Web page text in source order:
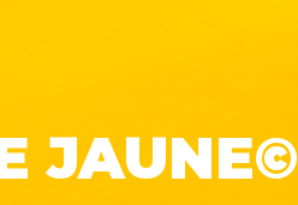
JAUNE©